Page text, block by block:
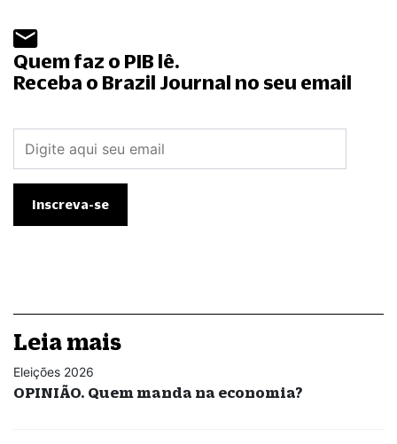
Quem faz o PIB lê.
Receba o Brazil Journal no seu email
Leia mais
Eleições 2026
OPINIÃO. Quem manda na economia?